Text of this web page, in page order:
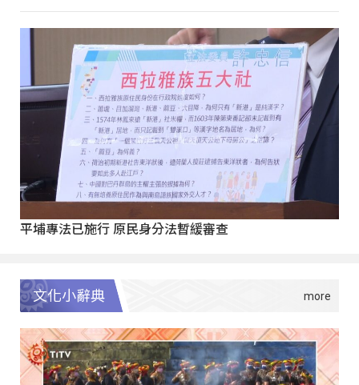
平埔專法已施行 原民身分法暫緩審查
文化小辭典